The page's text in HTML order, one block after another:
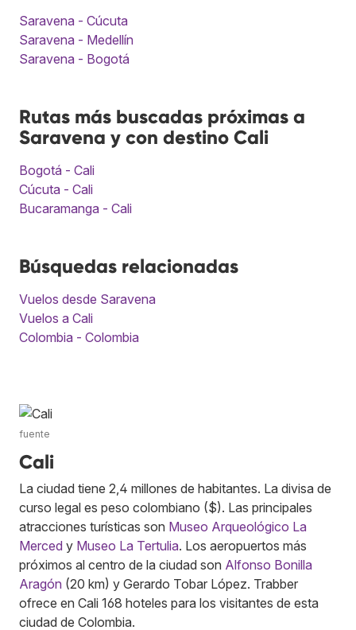
Saravena - Cúcuta
Saravena - Medellín
Saravena - Bogotá
Rutas más buscadas próximas a
Saravena y con destino Cali
Bogotá - Cali
Cúcuta - Cali
Bucaramanga - Cali
Búsquedas relacionadas
Vuelos desde Saravena
Vuelos a Cali
Colombia - Colombia
fuente
Cali
La ciudad tiene 2,4 millones de habitantes. La divisa de
curso legal es peso colombiano ($). Las principales
atracciones turísticas son Museo Arqueológico La
Merced y Museo La Tertulia. Los aeropuertos más
próximos al centro de la ciudad son Alfonso Bonilla
Aragón (20 km) y Gerardo Tobar López. Trabber
ofrece en Cali 168 hoteles para los visitantes de esta
ciudad de Colombia.